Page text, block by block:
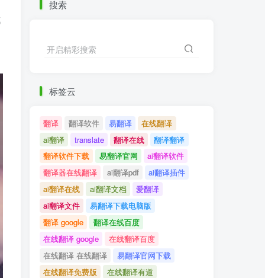
搜索
开启精彩搜索
标签云
翻译 翻译软件 易翻译
在线翻译
ai翻译
translate 翻译在线
翻译翻译
翻译软件下载
易翻译官网
ai翻译软件
翻译器在线翻译
ai翻译pdf
ai翻译插件
ai翻译在线
ai翻译文档
爱翻译
ai翻译文件
易翻译下载电脑版
翻译 google
翻译在线百度
在线翻译 google
在线翻译百度
在线翻译 在线翻译
易翻译官网下载
在线翻译免费版
在线翻译有道